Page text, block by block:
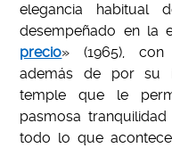
elegancia
desempeñado en la
precio» (1965), con
además de por su
temple que le
pasmosa
todo lo que